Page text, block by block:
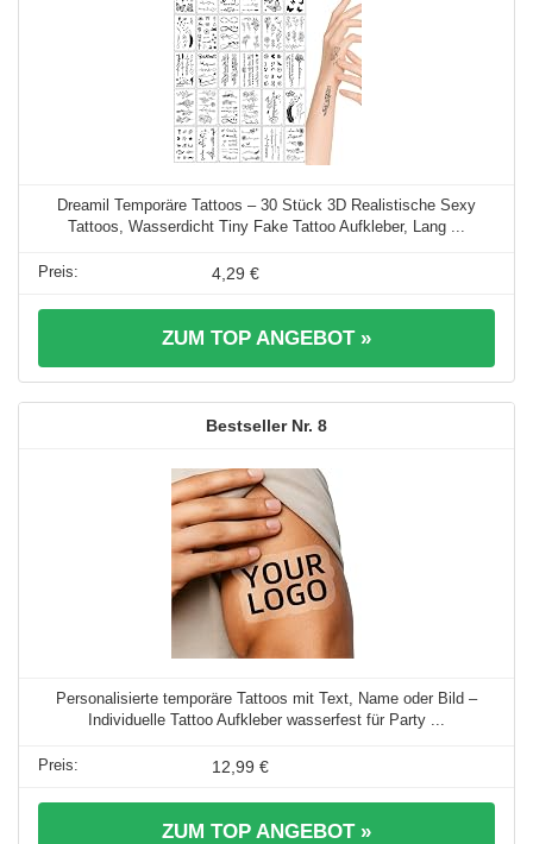
Dreamil Temporäre Tattoos – 30 Stück 3D Realistische Sexy
Tattoos, Wasserdicht Tiny Fake Tattoo Aufkleber, Lang ...
4,29 €
ZUM TOP ANGEBOT »
8
Personalisierte temporäre Tattoos mit Text, Name oder Bild –
Individuelle Tattoo Aufkleber wasserfest für Party ...
12,99 €
ZUM TOP ANGEBOT »